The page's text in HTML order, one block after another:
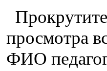
просмотра
ФИО